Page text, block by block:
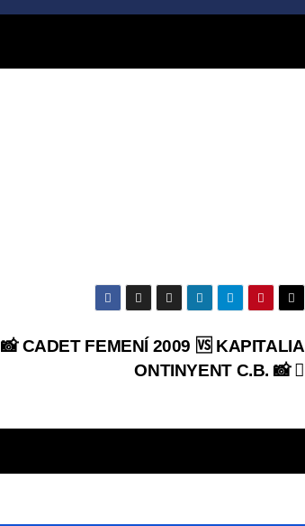
📸 CADET FEMENÍ 2009 🆚 KAPITALIA
ONTINYENT C.B. 📸